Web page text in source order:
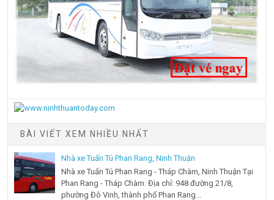
BÀI VIẾT XEM NHIỀU NHẤT
Nhà xe Tuấn Tú Phan Rang, Ninh Thuận
Nhà xe Tuấn Tú Phan Rang - Tháp Chàm, Ninh Thuận Tại
Phan Rang - Tháp Chàm: Địa chỉ: 948 đường 21/8,
phường Đô Vinh, thành phố Phan Rang...